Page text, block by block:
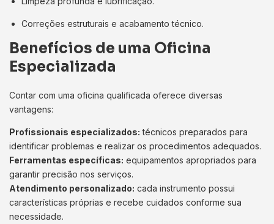
Correções estruturais e acabamento técnico.
Benefícios de uma Oficina
Especializada
Contar com uma oficina qualificada oferece diversas
vantagens:
Profissionais especializados: técnicos preparados para
identificar problemas e realizar os procedimentos adequados.
Ferramentas específicas: equipamentos apropriados para
garantir precisão nos serviços.
Atendimento personalizado: cada instrumento possui
características próprias e recebe cuidados conforme sua
necessidade.